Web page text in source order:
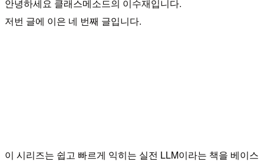
안녕하세요 클래스메소드의 이수재입니다.
저번 글에 이은 네 번째 글입니다.
이 시리즈는 쉽고 빠르게 익히는 실전 LLM이라는 책을 베이스